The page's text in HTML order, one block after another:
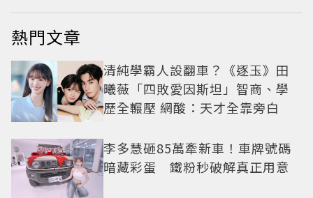
熱門文章
清純學霸人設翻車？《逐玉》田
曦薇「四敗愛因斯坦」智商、學
歷全輾壓 網酸：天才全靠旁白
李多慧砸85萬牽新車！車牌號碼
暗藏彩蛋 鐵粉秒破解真正用意